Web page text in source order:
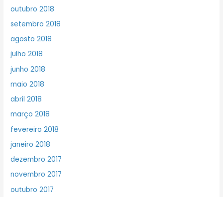
outubro 2018
setembro 2018
agosto 2018
julho 2018
junho 2018
maio 2018
abril 2018
março 2018
fevereiro 2018
janeiro 2018
dezembro 2017
novembro 2017
outubro 2017